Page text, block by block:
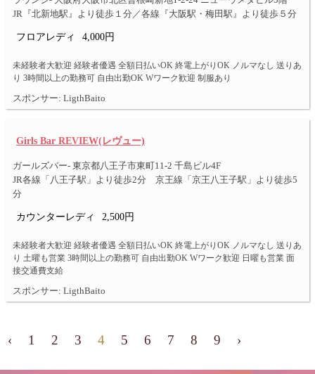
JR『北新地駅』より徒歩１分／各線『大阪駅・梅田駅』より徒歩５分
フロアレディ 4,000円
未経験者大歓迎 経験者優遇 全額日払いOK 終電上がりOK ノルマなし 送りあ
り 3時間以上の勤務可 自由出勤OK Wワーク歓迎 制服あり
スポンサー: LigthBaito
Girls Bar REVIEW(レヴュー)
ガールズバー- 東京都八王子市東町11-2 千島ビル4F
JR各線「八王子駅」より徒歩2分 京王線「京王八王子駅」より徒歩5
分
カウンターレディ 2,500円
未経験者大歓迎 経験者優遇 全額日払いOK 終電上がりOK ノルマなし 送りあ
り 土曜も営業 3時間以上の勤務可 自由出勤OK Wワーク歓迎 日曜も営業 面
接交通費支給
スポンサー: LigthBaito
‹ 1 2 3 4 5 6 7 8 9 ›